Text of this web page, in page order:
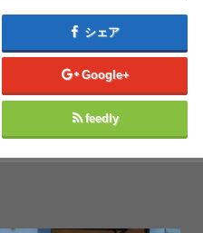
シェア
Google+
feedly